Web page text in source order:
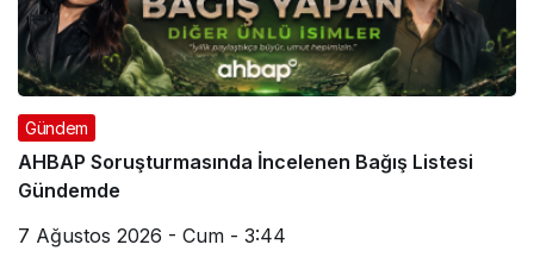
Gündem
AHBAP Soruşturmasında İncelenen Bağış Listesi
Gündemde
7 Ağustos 2026 - Cum - 3:44